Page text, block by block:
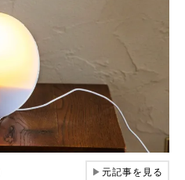
▶元記事を見る